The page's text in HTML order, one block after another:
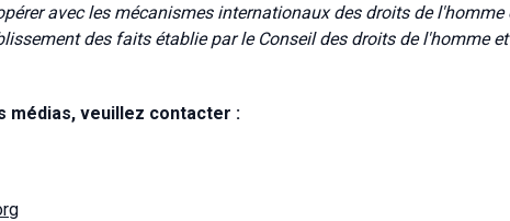
avec les mécanismes internationaux des droits de l'homme
des faits établie par le Conseil des droits de l'homme
médias, veuillez contacter :